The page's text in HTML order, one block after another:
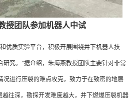
授团队参加机器人中试
优质实验平台，积极开展围绕井下机器人技
究。”据介绍，朱海燕教授团队主要针对非常
况进行压裂的难点攻克，致力于在致密的地层
越往深，勘探开发难度越大，井下燃爆压裂机器